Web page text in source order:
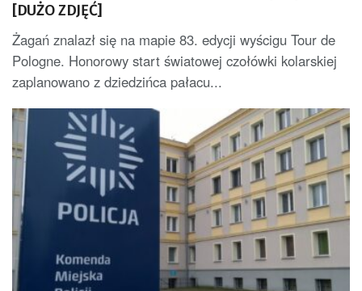
[DUŻO ZDJĘĆ]
Żagań znalazł się na mapie 83. edycji wyścigu Tour de
Pologne. Honorowy start światowej czołówki kolarskiej
zaplanowano z dziedzińca pałacu...